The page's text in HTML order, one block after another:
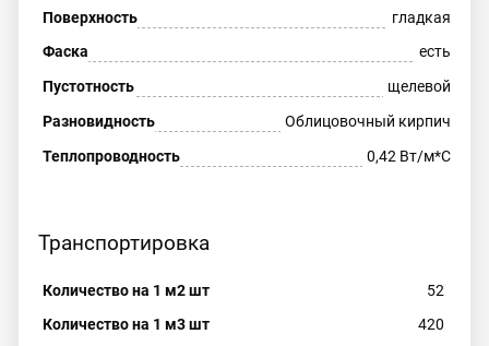
Поверхность
гладкая
Фаска
есть
Пустотность
щелевой
Разновидность
Облицовочный кирпич
Теплопроводность
0,42 Вт/м*С
Транспортировка
Количество на 1 м2 шт
52
Количество на 1 м3 шт
420